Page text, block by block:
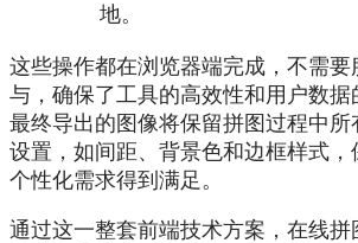
地。
这些操作都在浏览器端完成，不需要
与，确保了工具的高效性和用户数据
最终导出的图像将保留拼图过程中所
设置，如间距、背景色和边框样式，
个性化需求得到满足。
通过这一整套前端技术方案，在线拼